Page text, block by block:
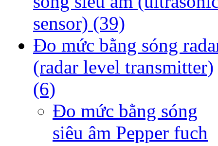
sensor) (39)
Đo mức bằng sóng
(radar level transmitter)
(6)
Đo mức bằng sóng
siêu âm Pepper fuch